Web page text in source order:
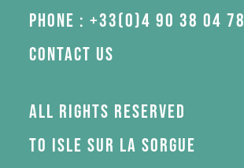
Phone : +33(0)4 90 38 04 78
Contact us
All rights reserved
to Isle sur la Sorgue